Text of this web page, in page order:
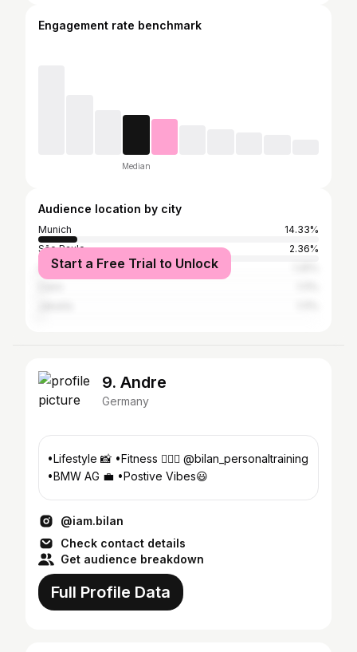
Engagement rate benchmark
Median
Audience location by city
Munich
14.33%
São Paulo
2.36%
LimaStart a Free Trial to Unlock
9. Andre
Germany
•Lifestyle 📸 •Fitness 🏋🏽‍♂️ @bilan_personaltraining
•BMW AG 💼 •Postive Vibes😃
@iam.bilan
Check contact details
Get audience breakdown
Full Profile Data